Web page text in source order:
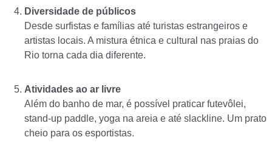
Diversidade de públicos
Desde surfistas e famílias até turistas estrangeiros e
artistas locais. A mistura étnica e cultural nas praias do
Rio torna cada dia diferente.
Atividades ao ar livre
Além do banho de mar, é possível praticar futevôlei,
stand-up paddle, yoga na areia e até slackline. Um prato
cheio para os esportistas.